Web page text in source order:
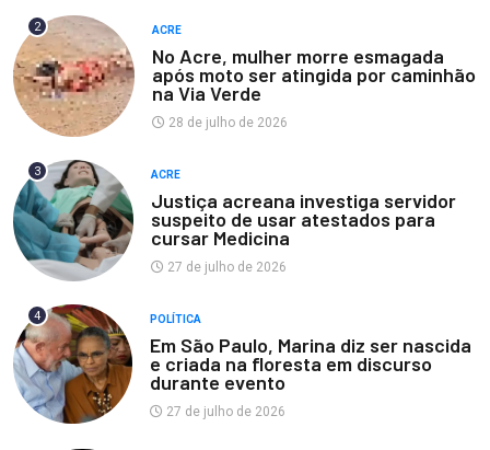
2 ACRE
No Acre, mulher morre esmagada
após moto ser atingida por caminhão
na Via Verde
28 de julho de 2026
3 ACRE
Justiça acreana investiga servidor
suspeito de usar atestados para
cursar Medicina
27 de julho de 2026
4 POLÍTICA
Em São Paulo, Marina diz ser nascida
e criada na floresta em discurso
durante evento
27 de julho de 2026